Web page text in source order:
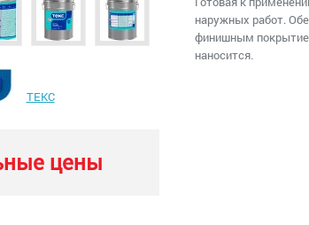
ТЕКС
цены
наружных работ.
финишным
наносится.